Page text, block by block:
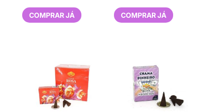
COMPRAR JÁ COMPRAR JÁ